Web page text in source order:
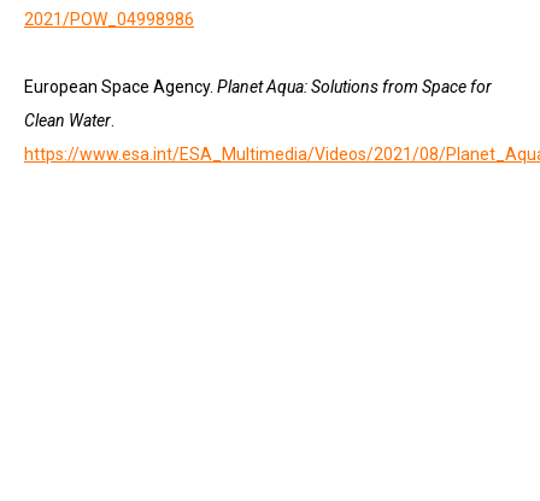
2021/POW_04998986
European Space Agency. Planet Aqua: Solutions from Space for
Clean Water
https://www.esa.int/ESA_Multimedia/Videos/2021/08/